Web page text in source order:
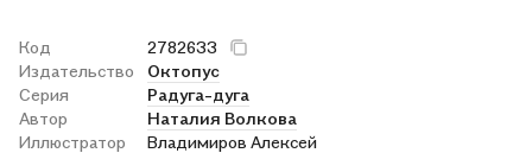
Код
2782633
Издательство
Октопус
Серия
Радуга-дуга
Автор
Наталия Волкова
Иллюстратор
Владимиров Алексей